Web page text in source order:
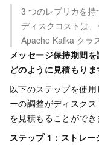
3 つのレプリカを
ディスクコストは
Apache Kafka クラ
メッセージ保持期間
どのように見積もりま
以下のステップを使
ーの調整がディスク
を見積もることができ
ステップ 1：ストレー